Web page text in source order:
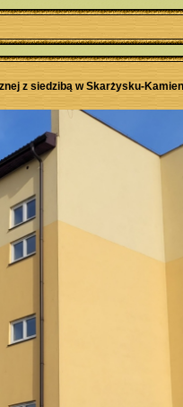
z siedzibą w Skarżysku-